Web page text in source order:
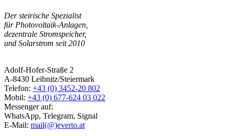
Der steirische Spezialist
für Photovoltaik-Anlagen,
dezentrale Stromspeicher,
und Solarstrom seit 2010
Adolf-Hofer-Straße 2
A-8430 Leibnitz/Steiermark
Telefon: +43 (0) 3452-20 802
Mobil: +43 (0) 677-624 03 022
Messenger auf:
WhatsApp, Telegram, Signal
E-Mail: mail(@)everto.at